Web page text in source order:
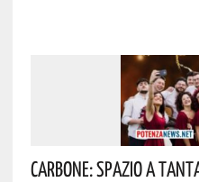
Carbone: Spazio A